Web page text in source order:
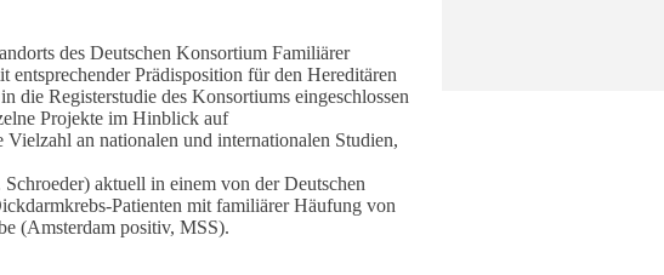
des Deutschen Konsortium Familiärer
Prädisposition für den Hereditären
Registerstudie des Konsortiums eingeschlossen
Projekte im Hinblick auf
an nationalen und internationalen Studien,
aktuell in einem von der Deutschen
Patienten mit familiärer Häufung von
(Amsterdam positiv, MSS).